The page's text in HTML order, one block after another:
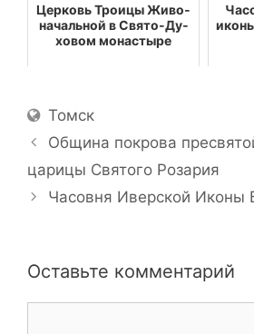
Цер­ковь Тро­и­цы Жи­во­
на­чаль­ной в Свя­то-Ду­
хо­вом мо­на­сты­ре
Location
Томск
Община покрова
царицы Святого Розария
Часовня Иверской Иконы
Оставьте комментарий